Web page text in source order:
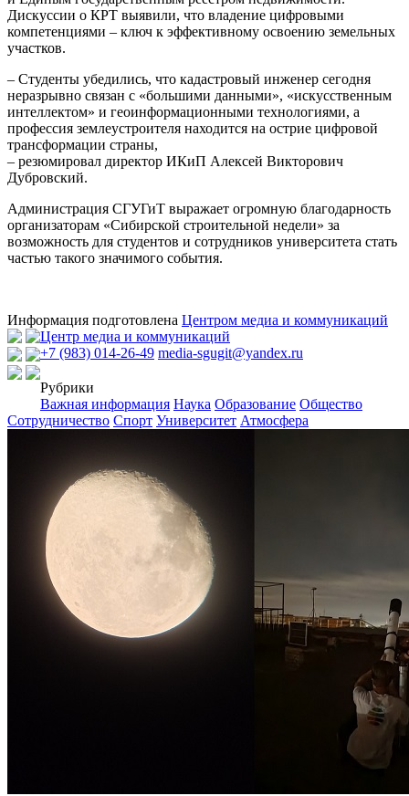
Дискуссии о КРТ выявили, что владение цифровыми
компетенциями – ключ к эффективному освоению земельных
участков.
– Студенты убедились, что кадастровый инженер сегодня
неразрывно связан с «большими данными», «искусственным
интеллектом» и геоинформационными технологиями, а
профессия землеустроителя находится на острие цифровой
трансформации страны,
– резюмировал директор ИКиП Алексей Викторович
Дубровский.
Администрация СГУГиТ выражает огромную благодарность
организаторам «Сибирской строительной недели» за
возможность для студентов и сотрудников университета стать
частью такого значимого события.
Информация подготовлена Центром медиа и коммуникаций
Центр медиа и коммуникаций
+7 (983) 014-26-49 media-sgugit@yandex.ru
Рубрики
Важная информация Наука Образование Общество
Сотрудничество Спорт Университет Атмосфера